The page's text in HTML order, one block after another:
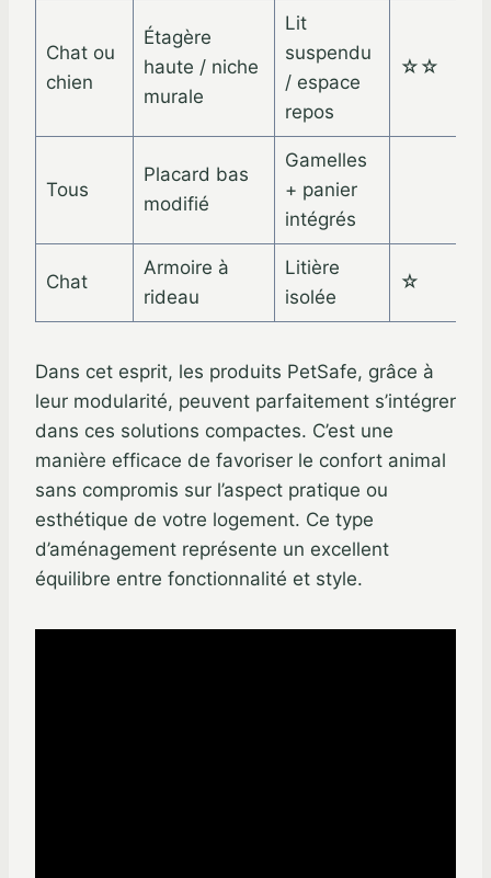
Chat ou
chien
Étagère
haute / niche
murale
Lit
suspendu
/ espace
repos
☆☆
Tous
Placard bas
modifié
Gamelles
+ panier
intégrés
Chat
Armoire à
rideau
Litière
isolée
☆
Dans cet esprit, les produits PetSafe, grâce à
leur modularité, peuvent parfaitement s’intégrer
dans ces solutions compactes. C’est une
manière efficace de favoriser le confort animal
sans compromis sur l’aspect pratique ou
esthétique de votre logement. Ce type
d’aménagement représente un excellent
équilibre entre fonctionnalité et style.